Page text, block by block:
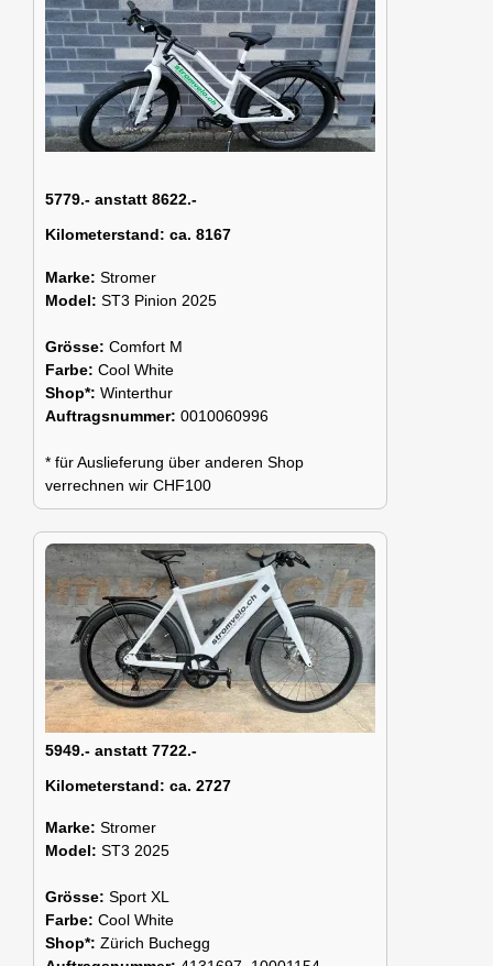
5779.- anstatt 8622.-
Kilometerstand: ca. 8167
Marke: Stromer
Model: ST3 Pinion 2025
Grösse: Comfort M
Farbe: Cool White
Shop*: Winterthur
Auftragsnummer: 0010060996
* für Auslieferung über anderen Shop
verrechnen wir CHF100
5949.- anstatt 7722.-
Kilometerstand: ca. 2727
Marke: Stromer
Model: ST3 2025
Grösse: Sport XL
Farbe: Cool White
Shop*: Zürich Buchegg